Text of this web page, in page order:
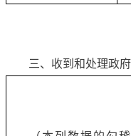
三、收到和处理政